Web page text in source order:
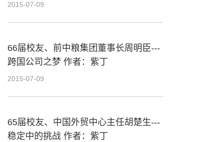
2015-07-09
66届校友、前中粮集团董事长周明臣---
跨国公司之梦 作者：紫丁
2015-07-09
65届校友、中国外贸中心主任胡楚生---
稳定中的挑战 作者：紫丁